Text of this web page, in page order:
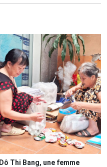
Dô Thi Bang, une femme